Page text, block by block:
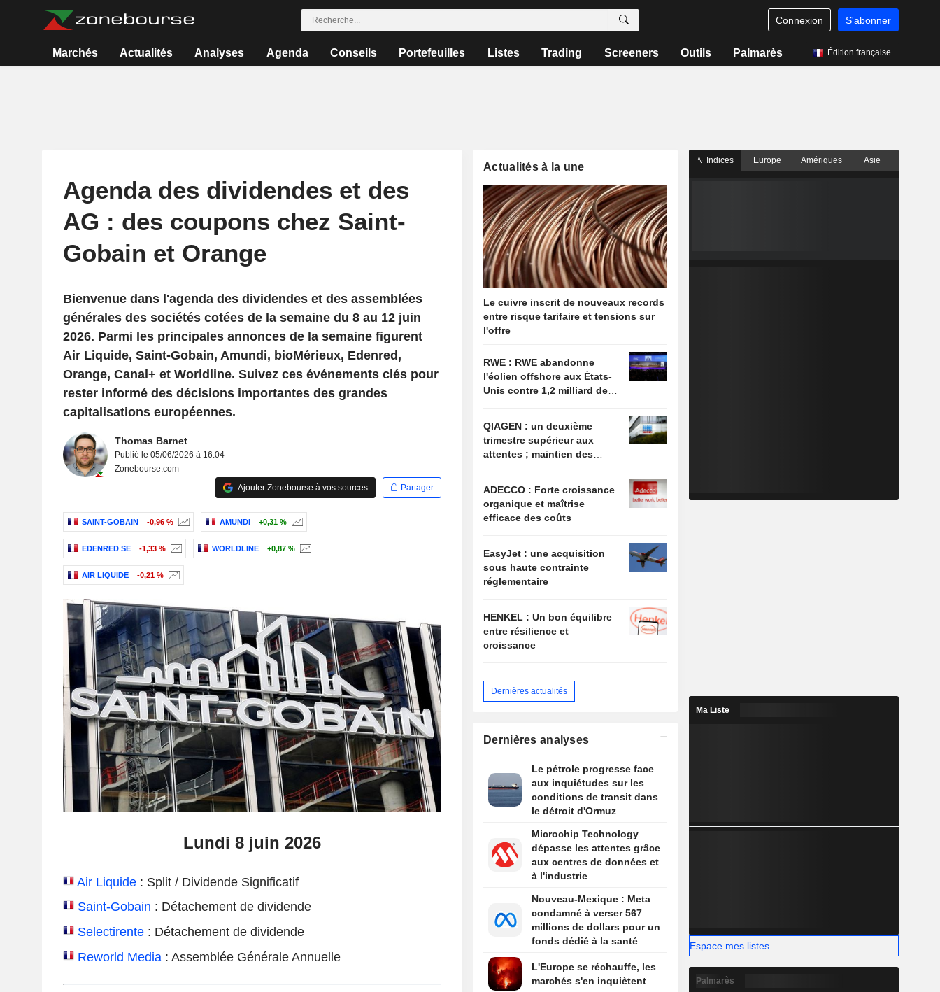
Connexion S'abonner
Marchés Actualités Analyses Agenda Conseils Portefeuilles Listes Trading Screeners Outils Palmarès Édition française
Agenda des dividendes et des
AG : des coupons chez Saint-
Gobain et Orange
Bienvenue dans l'agenda des dividendes et des assemblées
générales des sociétés cotées de la semaine du 8 au 12 juin
2026. Parmi les principales annonces de la semaine figurent
Air Liquide, Saint-Gobain, Amundi, bioMérieux, Edenred,
Orange, Canal+ et Worldline. Suivez ces événements clés pour
rester informé des décisions importantes des grandes
capitalisations européennes.
Thomas Barnet
Publié le 05/06/2026 à 16:04
Zonebourse.com
Ajouter Zonebourse à vos sources
Partager
SAINT-GOBAIN -0,96 % AMUNDI +0,31 %
EDENRED SE -1,33 % WORLDLINE +0,87 %
AIR LIQUIDE -0,21 %
Lundi 8 juin 2026
Air Liquide: Split / Dividende Significatif
Saint-Gobain : Détachement de dividende
Selectirente: Détachement de dividende
Reworld Media: Assemblée Générale Annuelle
Actualités à la une
Le cuivre inscrit de nouveaux records
entre risque tarifaire et tensions sur
l'offre
RWE : RWE abandonne
l'éolien offshore aux États-
Unis contre 1,2 milliard de
QIAGEN : un deuxième
trimestre supérieur aux
attentes ; maintien des
ADECCO : Forte croissance
organique et maîtrise
efficace des coûts
EasyJet : une acquisition
sous haute contrainte
réglementaire
HENKEL : Un bon équilibre
entre résilience et
croissance
Dernières actualités
Dernières analyses
Le pétrole progresse face
aux inquiétudes sur les
conditions de transit dans
le détroit d'Ormuz
Microchip Technology
dépasse les attentes grâce
aux centres de données et
à l'industrie
Nouveau-Mexique : Meta
condamné à verser 567
millions de dollars pour un
fonds dédié à la santé
L'Europe se réchauffe, les
marchés s'en inquiètent
Indices Europe Amériques Asie
Ma Liste
Espace mes listes
Palmarès